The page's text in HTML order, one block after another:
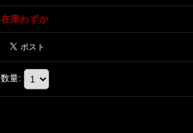
在庫わずか
数量: